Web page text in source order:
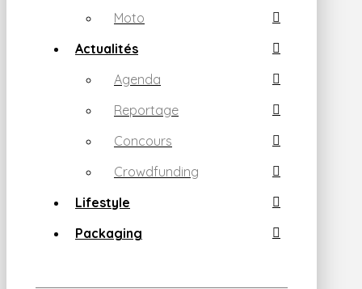
Moto
Actualités
Agenda
Reportage
Concours
Crowdfunding
Lifestyle
Packaging